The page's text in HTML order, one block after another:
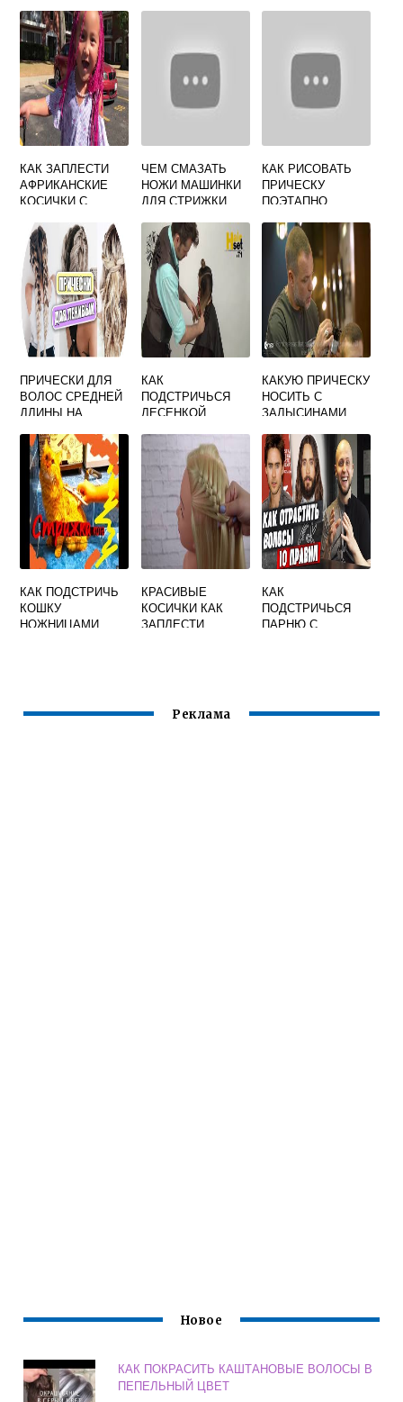
КАК ЗАПЛЕСТИ
АФРИКАНСКИЕ
КОСИЧКИ С
ДОМАШНИХ
УСЛОВИЯХ
ЧЕМ СМАЗАТЬ
НОЖИ МАШИНКИ
ДЛЯ СТРИЖКИ
КАК РИСОВАТЬ
ПРИЧЕСКУ
ПОЭТАПНО
ПРИЧЕСКИ ДЛЯ
ВОЛОС СРЕДНЕЙ
ДЛИНЫ НА
СВОИМИ РУКАМИ
КАК
ПОДСТРИЧЬСЯ
ЛЕСЕНКОЙ
КАКУЮ ПРИЧЕСКУ
НОСИТЬ С
ЗАЛЫСИНАМИ
КАК ПОДСТРИЧЬ
КОШКУ
НОЖНИЦАМИ
КРАСИВЫЕ
КОСИЧКИ КАК
ЗАПЛЕСТИ
КАК
ПОДСТРИЧЬСЯ
ПАРНЮ С
Реклама
Новое
КАК ПОКРАСИТЬ КАШТАНОВЫЕ ВОЛОСЫ В
ПЕПЕЛЬНЫЙ ЦВЕТ